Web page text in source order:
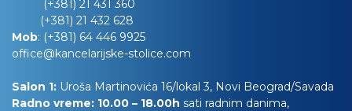
(+381) 21 431 360
(+381) 21 432 628
Mob: (+381) 64 446 9925
office@kancelarijske-stolice.com
Salon 1: Uroša Martinovića 16/lokal 3, Novi Beograd/Savada
Radno vreme: 10.00 – 18.00h sati radnim danima,